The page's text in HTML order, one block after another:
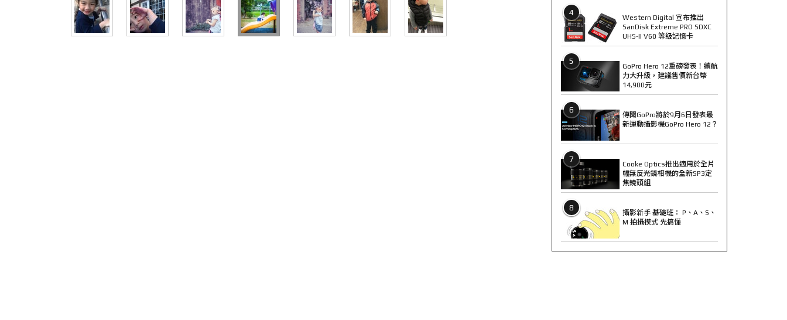
4
Western Digital 宣布推出
SanDisk Extreme PRO SDXC
UHS-II V60 等級記憶卡
5
GoPro Hero 12重磅發表！續航
力大升級，建議售價新台幣
14,900元
6
傳聞GoPro將於9月6日發表最
新運動攝影機GoPro Hero 12？
7
Cooke Optics推出適用於全片
幅無反光鏡相機的全新SP3定
焦鏡頭組
8
攝影新手 基礎班： P、A、S、
M 拍攝模式 先搞懂